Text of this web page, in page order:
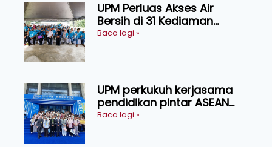
UPM Perluas Akses Air
Bersih di 31 Kediaman
Orang Asli Tasik Chini
Baca lagi »
UPM perkukuh kerjasama
pendidikan pintar ASEAN
menerusi lawatan rasmi ke
Baca lagi »